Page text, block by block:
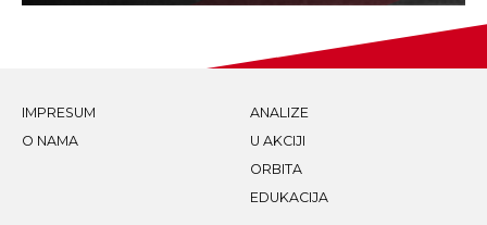
IMPRESUM
O NAMA
ANALIZE
U AKCIJI
ORBITA
EDUKACIJA